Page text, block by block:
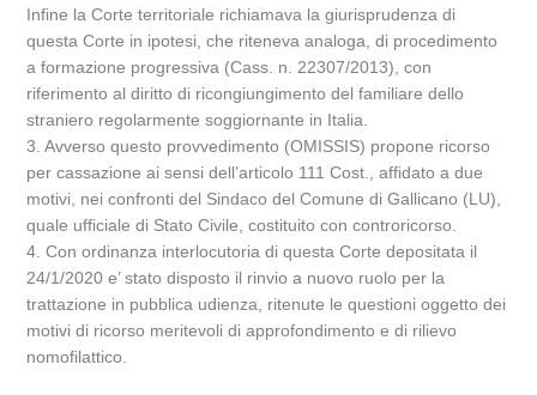
Infine la Corte territoriale richiamava la giurisprudenza di
questa Corte in ipotesi, che riteneva analoga, di procedimento
a formazione progressiva (Cass. n. 22307/2013), con
riferimento al diritto di ricongiungimento del familiare dello
straniero regolarmente soggiornante in Italia.
3. Avverso questo provvedimento (OMISSIS) propone ricorso
per cassazione ai sensi dell’articolo 111 Cost., affidato a due
motivi, nei confronti del Sindaco del Comune di Gallicano (LU),
quale ufficiale di Stato Civile, costituito con controricorso.
4. Con ordinanza interlocutoria di questa Corte depositata il
24/1/2020 e’ stato disposto il rinvio a nuovo ruolo per la
trattazione in pubblica udienza, ritenute le questioni oggetto dei
motivi di ricorso meritevoli di approfondimento e di rilievo
nomofilattico.